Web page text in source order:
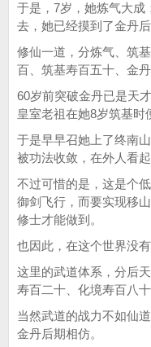
于是，7岁，她炼气大成
去，她已经摸到了金丹
修仙一道，分炼气、筑
百、筑基寿百五十、金
60岁前突破金丹已是天
皇室老祖在她8岁筑基时
于是早早召她上了终南
被功法收敛，在外人看
不过可惜的是，这是个
御剑飞行，而要实现移
修士才能做到。
也因此，在这个世界没
这里的武道体系，分后
寿百二十、化境寿百八
当然武道的战力不如仙
金丹后期相仿。